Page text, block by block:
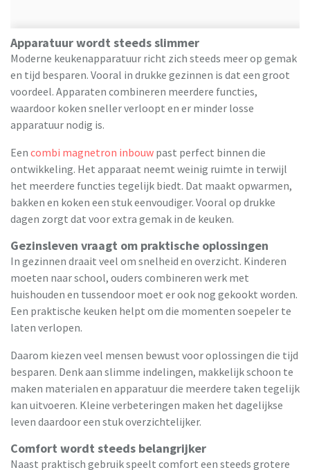
Apparatuur wordt steeds slimmer
Moderne keukenapparatuur richt zich steeds meer op gemak
en tijd besparen. Vooral in drukke gezinnen is dat een groot
voordeel. Apparaten combineren meerdere functies,
waardoor koken sneller verloopt en er minder losse
apparatuur nodig is.
Een combi magnetron inbouw past perfect binnen die
ontwikkeling. Het apparaat neemt weinig ruimte in terwijl
het meerdere functies tegelijk biedt. Dat maakt opwarmen,
bakken en koken een stuk eenvoudiger. Vooral op drukke
dagen zorgt dat voor extra gemak in de keuken.
Gezinsleven vraagt om praktische oplossingen
In gezinnen draait veel om snelheid en overzicht. Kinderen
moeten naar school, ouders combineren werk met
huishouden en tussendoor moet er ook nog gekookt worden.
Een praktische keuken helpt om die momenten soepeler te
laten verlopen.
Daarom kiezen veel mensen bewust voor oplossingen die tijd
besparen. Denk aan slimme indelingen, makkelijk schoon te
maken materialen en apparatuur die meerdere taken tegelijk
kan uitvoeren. Kleine verbeteringen maken het dagelijkse
leven daardoor een stuk overzichtelijker.
Comfort wordt steeds belangrijker
Naast praktisch gebruik speelt comfort een steeds grotere